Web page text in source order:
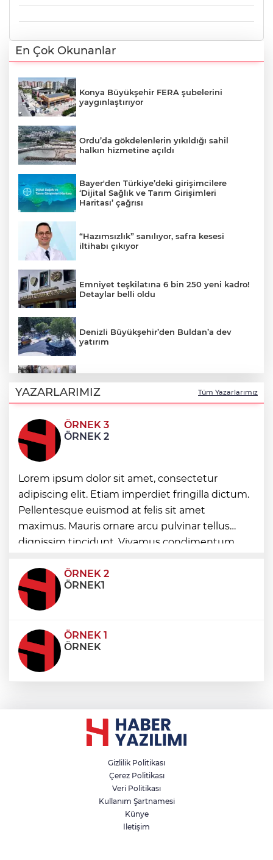
En Çok Okunanlar
Konya Büyükşehir FERA şubelerini
yaygınlaştırıyor
Ordu’da gökdelenlerin yıkıldığı sahil
halkın hizmetine açıldı
Bayer'den Türkiye’deki girişimcilere
‘Dijital Sağlık ve Tarım Girişimleri
Haritası’ çağrısı
“Hazımsızlık” sanılıyor, safra kesesi
iltihabı çıkıyor
Emniyet teşkilatına 6 bin 250 yeni kadro!
Detaylar belli oldu
Denizli Büyükşehir’den Buldan’a dev
yatırım
sonrası restorasyon
Bursa Keles'te yollar hem yenileniyor,
hem genişliyor
Başkan Genç, “Sevdam Karadeniz”
ekibini ağırladı! Film Festivali Aralık’ta
Yeşilay'dan göçmen gençleri bağımlılık
risklerinden koruyacak uluslararası model
YAZARLARIMIZ Tüm Yazarlarımız
ÖRNEK 3
ÖRNEK 2
Lorem ipsum dolor sit amet, consectetur
adipiscing elit. Etiam imperdiet fringilla dictum.
Pellentesque euismod at felis sit amet
maximus. Mauris ornare arcu pulvinar tellus
dignissim tincidunt. Vivamus condimentum
condimentum eros et, faucibus sapien. Praese
ÖRNEK 2
ÖRNEK1
ÖRNEK 1
ÖRNEK
Gizlilik Politikası
Çerez Politikası
Veri Politikası
Kullanım Şartnamesi
Künye
İletişim